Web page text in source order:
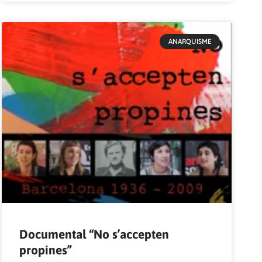
ANARQUISME
Documental “No s’accepten
propines”